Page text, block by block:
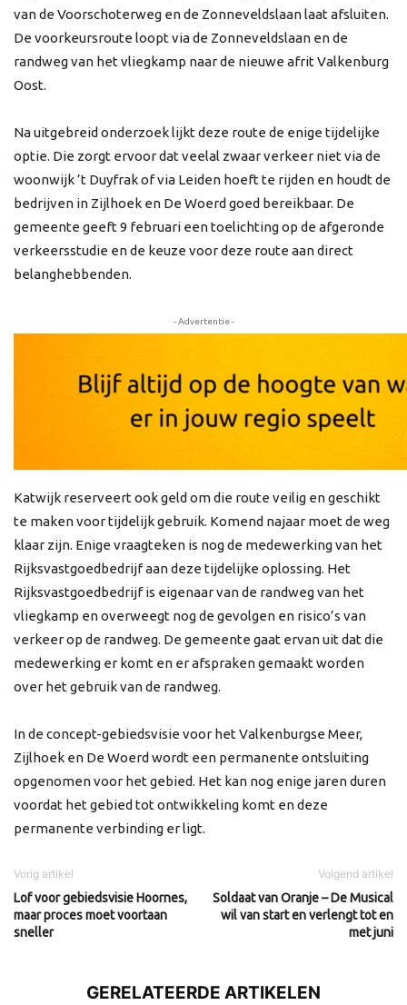
van de Voorschoterweg en de Zonneveldslaan laat afsluiten.
De voorkeursroute loopt via de Zonneveldslaan en de
randweg van het vliegkamp naar de nieuwe afrit Valkenburg
Oost.
Na uitgebreid onderzoek lijkt deze route de enige tijdelijke
optie. Die zorgt ervoor dat veelal zwaar verkeer niet via de
woonwijk ’t Duyfrak of via Leiden hoeft te rijden en houdt de
bedrijven in Zijlhoek en De Woerd goed bereikbaar. De
gemeente geeft 9 februari een toelichting op de afgeronde
verkeersstudie en de keuze voor deze route aan direct
belanghebbenden.
- Advertentie -
Katwijk reserveert ook geld om die route veilig en geschikt
te maken voor tijdelijk gebruik. Komend najaar moet de weg
klaar zijn. Enige vraagteken is nog de medewerking van het
Rijksvastgoedbedrijf aan deze tijdelijke oplossing. Het
Rijksvastgoedbedrijf is eigenaar van de randweg van het
vliegkamp en overweegt nog de gevolgen en risico’s van
verkeer op de randweg. De gemeente gaat ervan uit dat die
medewerking er komt en er afspraken gemaakt worden
over het gebruik van de randweg.
In de concept-gebiedsvisie voor het Valkenburgse Meer,
Zijlhoek en De Woerd wordt een permanente ontsluiting
opgenomen voor het gebied. Het kan nog enige jaren duren
voordat het gebied tot ontwikkeling komt en deze
permanente verbinding er ligt.
Vorig artikel
Lof voor gebiedsvisie Hoornes,
maar proces moet voortaan
sneller
Volgend artikel
Soldaat van Oranje – De Musical
wil van start en verlengt tot en
met juni
GERELATEERDE ARTIKELEN